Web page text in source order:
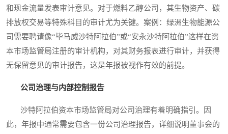
和现金流量发表审计意见。对于燃料乙醇公司，其生物资产、碳
排放权交易等特殊科目的审计尤为关键。案例：绿洲生物能源公
司需要聘请像“毕马威沙特阿拉伯”或“安永沙特阿拉伯”这样在资
本市场监管局注册的审计机构，对其财务报表进行审计，并获得
无保留意见的审计报告，这是年报被视作有效的前提。
公司治理与内部控制报告
沙特阿拉伯资本市场监管局对公司治理有着明确指引。因
此，年报中通常需要包含一份公司治理报告，详细说明董事会的